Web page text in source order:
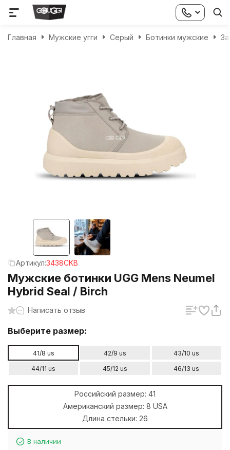
Главная Мужские угги Серый Ботинки мужские
Артикул:3438CKB
Мужские ботинки UGG Mens Neumel
Hybrid Seal / Birch
Написать отзыв
Выберите размер:
41/8 us 42/9 us
43/10 us
44/11 us
45/12 us 46/13 us
Российский размер: 41
Американский размер: 8 USA
Длина стельки: 26
В наличии